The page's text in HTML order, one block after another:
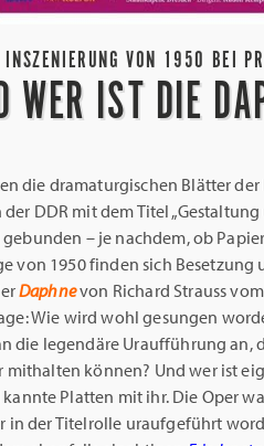
VON 1950 BEI
WER IST DIE
die dramaturgischen Blätter der
DDR mit dem Titel
– je nachdem, ob
von 1950 finden sich Besetzung
Daphnevon Richard Strauss
Wie wird wohl gesungen
die legendäre Uraufführung an,
mithalten können? Und wer ist
Platten mit ihr. Die Oper
in der Titelrolle uraufgeführt